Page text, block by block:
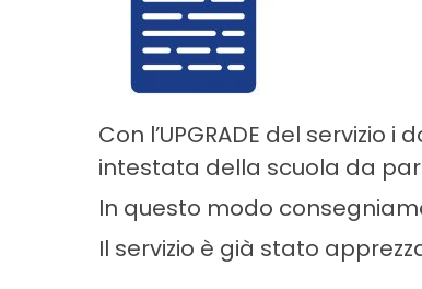
Con l’UPGRADE del
intestata della scuola da
In questo modo
Il servizio è già stato